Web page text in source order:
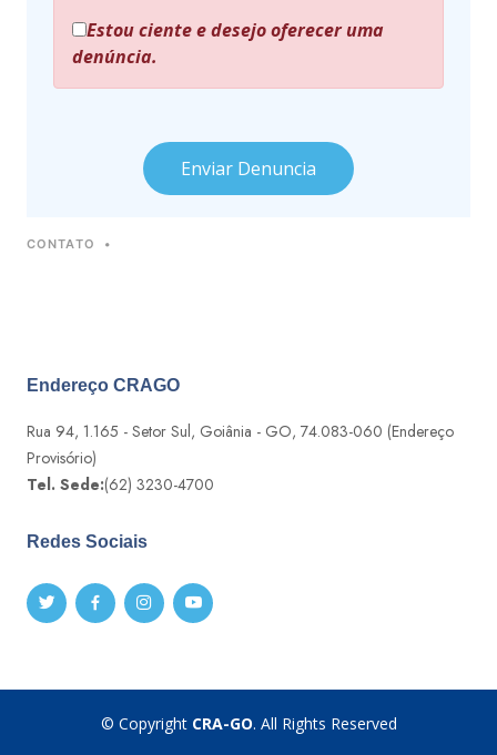
Estou ciente e desejo oferecer uma
denúncia.
Enviar Denuncia
CONTATO •
Endereço CRAGO
Rua 94, 1.165 - Setor Sul, Goiânia - GO, 74.083-060 (Endereço
Provisório)
Tel. Sede:(62) 3230-4700
Redes Sociais
© Copyright CRA-GO. All Rights Reserved